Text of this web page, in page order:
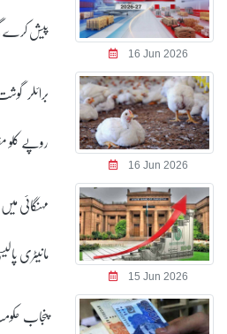
16 Jun 2026
پیش کرے گی،
16 Jun 2026
روپے کلو
15 Jun 2026
مانیٹری